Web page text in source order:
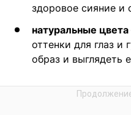
здоровое сияние и
натуральные цвета
оттенки для глаз и
образ и выглядеть